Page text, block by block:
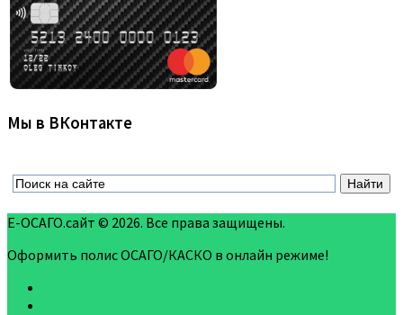
Мы в ВКонтакте
Е-ОСАГО.сайт © 2026. Все права защищены.
Оформить полис ОСАГО/КАСКО в онлайн режиме!